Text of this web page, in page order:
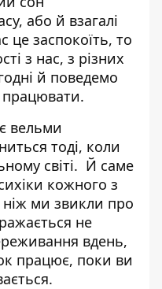
або й взагалі
це заспокоїть, то
з нас, з різних
й поведемо
вельми
тоді, коли
світі. Й саме
кожного з
ми звикли про
не
вдень,
працює, поки ви